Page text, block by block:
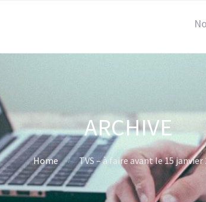
ARCHIVE
Home TVS – à faire avant le 15 janvier